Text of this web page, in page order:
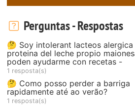
Perguntas - Respostas
🤔 Soy intolerant lacteos alergica
proteina del leche propio
poden ayudarme con recetas -
1 resposta(s)
🤔 Como posso perder a barriga
rapidamente até ao verão?
1 resposta(s)